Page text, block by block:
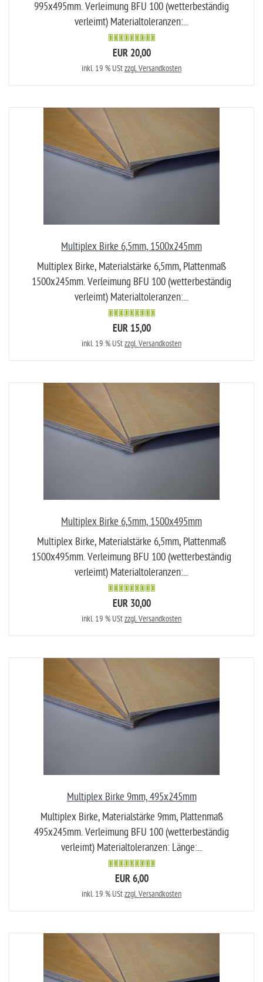
995x495mm. Verleimung BFU 100 (wetterbeständig
verleimt) Materialtoleranzen:...
EUR 20,00
inkl. 19 % UStzzgl. Versandkosten
Multiplex Birke 6,5mm, 1500x245mm
Multiplex Birke, Materialstärke 6,5mm, Plattenmaß
1500x245mm. Verleimung BFU 100 (wetterbeständig
verleimt) Materialtoleranzen:...
EUR 15,00
inkl. 19 % UStzzgl. Versandkosten
Multiplex Birke 6,5mm, 1500x495mm
Multiplex Birke, Materialstärke 6,5mm, Plattenmaß
1500x495mm. Verleimung BFU 100 (wetterbeständig
verleimt) Materialtoleranzen:...
EUR 30,00
inkl. 19 % UStzzgl. Versandkosten
Multiplex Birke 9mm, 495x245mm
Multiplex Birke, Materialstärke 9mm, Plattenmaß
495x245mm. Verleimung BFU 100 (wetterbeständig
verleimt) Materialtoleranzen: Länge:...
EUR 6,00
inkl. 19 % UStzzgl. Versandkosten